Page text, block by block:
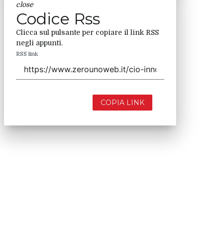
close
Codice Rss
Clicca sul pulsante per copiare il link RSS
negli appunti.
RSS link
COPIA LINK